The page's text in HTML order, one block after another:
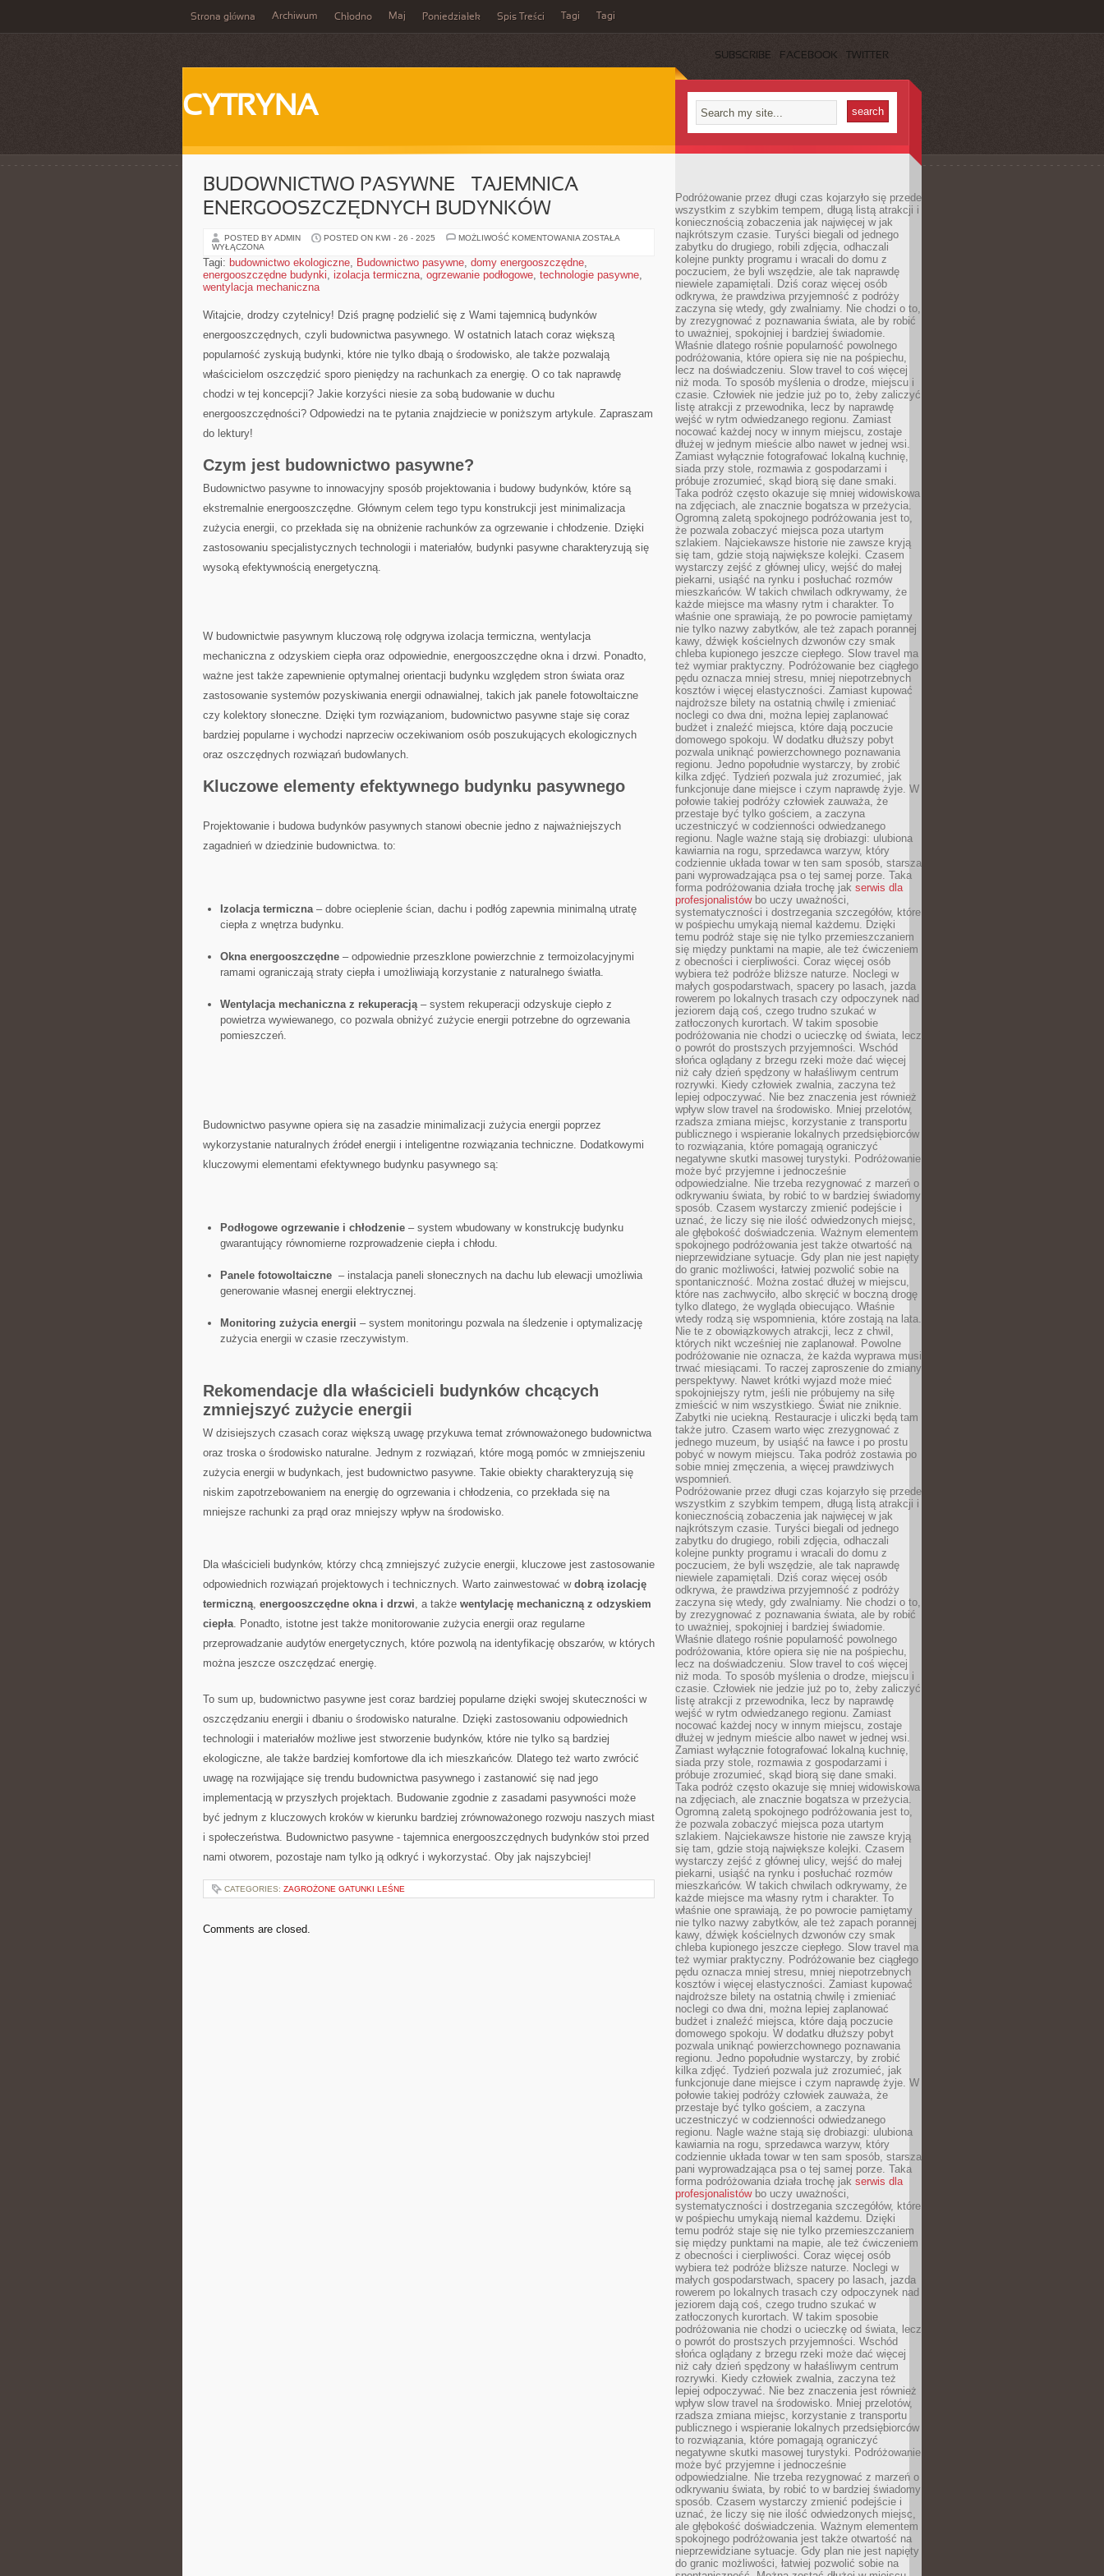
Strona główna Archiwum Chłodno Maj Poniedziałek Spis Treści Tagi Tagi
SUBSCRIBE FACEBOOK TWITTER
CYTRYNA
BUDOWNICTWO PASYWNE – TAJEMNICA
ENERGOOSZCZĘDNYCH BUDYNKÓW
POSTED BY ADMIN POSTED ON KWI - 26 - 2025 MOŻLIWOŚĆ KOMENTOWANIA BUDOWNICTWO
TAJEMNICA
ENERGOOSZCZĘDNYCH
BUDYNKÓW
ZOSTAŁA
WYŁĄCZONA
Tagi: budownictwo ekologiczne, Budownictwo pasywne, domy energooszczędne,
energooszczędne budynki, izolacja termiczna, ogrzewanie podłogowe, technologie pasywne,
wentylacja mechaniczna
Witajcie,‌ drodzy czytelnicy! Dziś pragnę podzielić się z Wami tajemnicą budynków
energooszczędnych,‍ czyli⁣ budownictwa pasywnego. W ostatnich latach‌ coraz większą
popularność ‍zyskują budynki, które nie‍ tylko dbają o środowisko, ale także pozwalają
właścicielom ⁤oszczędzić sporo pieniędzy na rachunkach za energię. ‌O ⁣co tak naprawdę
chodzi w tej koncepcji? Jakie korzyści niesie za sobą budowanie w duchu
energooszczędności? Odpowiedzi na te pytania znajdziecie w poniższym artykule. Zapraszam⁣
do lektury!
Czym ​jest budownictwo pasywne?
Budownictwo pasywne to innowacyjny sposób projektowania i‌ budowy budynków, które⁢ są
ekstremalnie energooszczędne. Głównym celem‌ tego typu konstrukcji jest minimalizacja
zużycia energii, co przekłada się ⁢na obniżenie rachunków ‌za ogrzewanie i chłodzenie. Dzięki
zastosowaniu ‌specjalistycznych​ technologii i materiałów, budynki pasywne charakteryzują się
wysoką efektywnością energetyczną.
W budownictwie pasywnym kluczową rolę odgrywa izolacja ⁤termiczna, wentylacja
mechaniczna z odzyskiem ciepła⁤ oraz odpowiednie, energooszczędne okna i drzwi. Ponadto,
ważne jest także zapewnienie optymalnej orientacji budynku względem stron świata oraz
zastosowanie systemów pozyskiwania ‌energii ‌odnawialnej, takich jak panele fotowoltaiczne
czy kolektory słoneczne. Dzięki tym rozwiązaniom,⁤ budownictwo pasywne staje się coraz
‌bardziej⁢ popularne i wychodzi ⁤naprzeciw oczekiwaniom osób poszukujących⁣ ekologicznych⁤
oraz ‌oszczędnych rozwiązań budowlanych.
Kluczowe⁢ elementy efektywnego budynku pasywnego
Projektowanie i budowa budynków pasywnych stanowi obecnie jedno z najważniejszych
zagadnień⁣ w dziedzinie budownictwa. to:
Izolacja termiczna– dobre ocieplenie ścian, dachu i ⁣podłóg zapewnia minimalną‌ utratę
ciepła z wnętrza budynku.
Okna energooszczędne– odpowiednie przeszklone powierzchnie z ‌termoizolacyjnymi
ramami ograniczają straty ciepła i umożliwiają korzystanie z naturalnego światła.
Wentylacja mechaniczna z rekuperacją– system rekuperacji odzyskuje ciepło z
powietrza wywiewanego, co pozwala obniżyć zużycie energii potrzebne do ogrzewania
pomieszczeń.
Budownictwo pasywne opiera się na zasadzie minimalizacji zużycia energii poprzez
wykorzystanie naturalnych źródeł energii i inteligentne rozwiązania techniczne. Dodatkowymi
kluczowymi elementami efektywnego budynku pasywnego są:
Podłogowe ogrzewanie i⁤ chłodzenie– system wbudowany w konstrukcję budynku
gwarantujący równomierne rozprowadzenie ciepła i chłodu.
Panele fotowoltaiczne⁣ – instalacja paneli słonecznych na dachu lub elewacji umożliwia
generowanie własnej energii elektrycznej.
Monitoring zużycia⁤ energii – system monitoringu pozwala na śledzenie i optymalizację
zużycia energii w⁢ czasie rzeczywistym.
Rekomendacje dla właścicieli budynków chcących
zmniejszyć zużycie energii
W dzisiejszych czasach coraz większą uwagę przykuwa temat zrównoważonego budownictwa
oraz troska o ⁣środowisko‍ naturalne. Jednym z rozwiązań, które mogą‍ pomóc ‍w zmniejszeniu
zużycia energii w budynkach, ⁢jest budownictwo pasywne.‍ Takie obiekty charakteryzują się
niskim ⁣zapotrzebowaniem⁣ na energię do ogrzewania i chłodzenia,‍ co przekłada się na
mniejsze rachunki za prąd oraz​ mniejszy wpływ⁤ na‌ środowisko.
Dla właścicieli budynków, którzy chcą⁤ zmniejszyć⁣ zużycie energii, kluczowe jest zastosowanie
odpowiednich rozwiązań projektowych i technicznych. ​Warto zainwestować w dobrą⁢ izolację
termiczną, energooszczędne okna i drzwi,⁢ a ⁢także wentylację mechaniczną z odzyskiem
⁢ciepła. Ponadto, istotne jest ‌także ⁤monitorowanie zużycia energii oraz regularne
przeprowadzanie audytów energetycznych,⁣ które pozwolą na identyfikację‍ obszarów, w których
można jeszcze oszczędzać energię.
To sum up,⁢ budownictwo⁤ pasywne jest coraz bardziej popularne dzięki swojej skuteczności‌ w
oszczędzaniu energii i dbaniu o środowisko naturalne. Dzięki zastosowaniu odpowiednich
technologii i materiałów możliwe jest stworzenie budynków, które nie tylko są bardziej
ekologiczne, ale także‍ bardziej ⁢komfortowe dla ich‌ mieszkańców. Dlatego też warto zwrócić
uwagę na ‌rozwijające ‍się trendu budownictwa⁣ pasywnego i zastanowić się nad jego
implementacją ⁢w przyszłych projektach. ⁢Budowanie zgodnie z zasadami pasywności ⁣może
być jednym ⁣z kluczowych kroków w​ kierunku bardziej zrównoważonego rozwoju naszych miast
i społeczeństwa. Budownictwo pasywne ‍- tajemnica ⁣energooszczędnych budynków stoi przed
nami otworem, pozostaje nam tylko ją odkryć​ i wykorzystać. Oby jak‍ najszybciej!
CATEGORIES: ZAGROŻONE GATUNKI LEŚNE
Comments are closed.
Podróżowanie przez długi czas kojarzyło się przede
wszystkim z szybkim tempem, długą listą atrakcji i
koniecznością zobaczenia jak najwięcej w jak
najkrótszym czasie. Turyści biegali od jednego
zabytku do drugiego, robili zdjęcia, odhaczali
kolejne punkty programu i wracali do domu z
poczuciem, że byli wszędzie, ale tak naprawdę
niewiele zapamiętali. Dziś coraz więcej osób
odkrywa, że prawdziwa przyjemność z podróży
zaczyna się wtedy, gdy zwalniamy. Nie chodzi o to,
by zrezygnować z poznawania świata, ale by robić
to uważniej, spokojniej i bardziej świadomie.
Właśnie dlatego rośnie popularność powolnego
podróżowania, które opiera się nie na pośpiechu,
lecz na doświadczeniu. Slow travel to coś więcej
niż moda. To sposób myślenia o drodze, miejscu i
czasie. Człowiek nie jedzie już po to, żeby zaliczyć
listę atrakcji z przewodnika, lecz by naprawdę
wejść w rytm odwiedzanego regionu. Zamiast
nocować każdej nocy w innym miejscu, zostaje
dłużej w jednym mieście albo nawet w jednej wsi.
Zamiast wyłącznie fotografować lokalną kuchnię,
siada przy stole, rozmawia z gospodarzami i
próbuje zrozumieć, skąd biorą się dane smaki.
Taka podróż często okazuje się mniej widowiskowa
na zdjęciach, ale znacznie bogatsza w przeżycia.
Ogromną zaletą spokojnego podróżowania jest to,
że pozwala zobaczyć miejsca poza utartym
szlakiem. Najciekawsze historie nie zawsze kryją
się tam, gdzie stoją największe kolejki. Czasem
wystarczy zejść z głównej ulicy, wejść do małej
piekarni, usiąść na rynku i posłuchać rozmów
mieszkańców. W takich chwilach odkrywamy, że
każde miejsce ma własny rytm i charakter. To
właśnie one sprawiają, że po powrocie pamiętamy
nie tylko nazwy zabytków, ale też zapach porannej
kawy, dźwięk kościelnych dzwonów czy smak
chleba kupionego jeszcze ciepłego. Slow travel ma
też wymiar praktyczny. Podróżowanie bez ciągłego
pędu oznacza mniej stresu, mniej niepotrzebnych
kosztów i więcej elastyczności. Zamiast kupować
najdroższe bilety na ostatnią chwilę i zmieniać
noclegi co dwa dni, można lepiej zaplanować
budżet i znaleźć miejsca, które dają poczucie
domowego spokoju. W dodatku dłuższy pobyt
pozwala uniknąć powierzchownego poznawania
regionu. Jedno popołudnie wystarczy, by zrobić
kilka zdjęć. Tydzień pozwala już zrozumieć, jak
funkcjonuje dane miejsce i czym naprawdę żyje. W
połowie takiej podróży człowiek zauważa, że
przestaje być tylko gościem, a zaczyna
uczestniczyć w codzienności odwiedzanego
regionu. Nagle ważne stają się drobiazgi: ulubiona
kawiarnia na rogu, sprzedawca warzyw, który
codziennie układa towar w ten sam sposób, starsza
pani wyprowadzająca psa o tej samej porze. Taka
forma podróżowania działa trochę jak serwis dla
profesjonalistówbo uczy uważności,
systematyczności i dostrzegania szczegółów, które
w pośpiechu umykają niemal każdemu. Dzięki
temu podróż staje się nie tylko przemieszczaniem
się między punktami na mapie, ale też ćwiczeniem
z obecności i cierpliwości. Coraz więcej osób
wybiera też podróże bliższe naturze. Noclegi w
małych gospodarstwach, spacery po lasach, jazda
rowerem po lokalnych trasach czy odpoczynek nad
jeziorem dają coś, czego trudno szukać w
zatłoczonych kurortach. W takim sposobie
podróżowania nie chodzi o ucieczkę od świata, lecz
o powrót do prostszych przyjemności. Wschód
słońca oglądany z brzegu rzeki może dać więcej
niż cały dzień spędzony w hałaśliwym centrum
rozrywki. Kiedy człowiek zwalnia, zaczyna też
lepiej odpoczywać. Nie bez znaczenia jest również
wpływ slow travel na środowisko. Mniej przelotów,
rzadsza zmiana miejsc, korzystanie z transportu
publicznego i wspieranie lokalnych przedsiębiorców
to rozwiązania, które pomagają ograniczyć
negatywne skutki masowej turystyki. Podróżowanie
może być przyjemne i jednocześnie
odpowiedzialne. Nie trzeba rezygnować z marzeń o
odkrywaniu świata, by robić to w bardziej świadomy
sposób. Czasem wystarczy zmienić podejście i
uznać, że liczy się nie ilość odwiedzonych miejsc,
ale głębokość doświadczenia. Ważnym elementem
spokojnego podróżowania jest także otwartość na
nieprzewidziane sytuacje. Gdy plan nie jest napięty
do granic możliwości, łatwiej pozwolić sobie na
spontaniczność. Można zostać dłużej w miejscu,
które nas zachwyciło, albo skręcić w boczną drogę
tylko dlatego, że wygląda obiecująco. Właśnie
wtedy rodzą się wspomnienia, które zostają na lata.
Nie te z obowiązkowych atrakcji, lecz z chwil,
których nikt wcześniej nie zaplanował. Powolne
podróżowanie nie oznacza, że każda wyprawa musi
trwać miesiącami. To raczej zaproszenie do zmiany
perspektywy. Nawet krótki wyjazd może mieć
spokojniejszy rytm, jeśli nie próbujemy na siłę
zmieścić w nim wszystkiego. Świat nie zniknie.
Zabytki nie uciekną. Restauracje i uliczki będą tam
także jutro. Czasem warto więc zrezygnować z
jednego muzeum, by usiąść na ławce i po prostu
pobyć w nowym miejscu. Taka podróż zostawia po
sobie mniej zmęczenia, a więcej prawdziwych
wspomnień.
Podróżowanie przez długi czas kojarzyło się przede
wszystkim z szybkim tempem, długą listą atrakcji i
koniecznością zobaczenia jak najwięcej w jak
najkrótszym czasie. Turyści biegali od jednego
zabytku do drugiego, robili zdjęcia, odhaczali
kolejne punkty programu i wracali do domu z
poczuciem, że byli wszędzie, ale tak naprawdę
niewiele zapamiętali. Dziś coraz więcej osób
odkrywa, że prawdziwa przyjemność z podróży
zaczyna się wtedy, gdy zwalniamy. Nie chodzi o to,
by zrezygnować z poznawania świata, ale by robić
to uważniej, spokojniej i bardziej świadomie.
Właśnie dlatego rośnie popularność powolnego
podróżowania, które opiera się nie na pośpiechu,
lecz na doświadczeniu. Slow travel to coś więcej
niż moda. To sposób myślenia o drodze, miejscu i
czasie. Człowiek nie jedzie już po to, żeby zaliczyć
listę atrakcji z przewodnika, lecz by naprawdę
wejść w rytm odwiedzanego regionu. Zamiast
nocować każdej nocy w innym miejscu, zostaje
dłużej w jednym mieście albo nawet w jednej wsi.
Zamiast wyłącznie fotografować lokalną kuchnię,
siada przy stole, rozmawia z gospodarzami i
próbuje zrozumieć, skąd biorą się dane smaki.
Taka podróż często okazuje się mniej widowiskowa
na zdjęciach, ale znacznie bogatsza w przeżycia.
Ogromną zaletą spokojnego podróżowania jest to,
że pozwala zobaczyć miejsca poza utartym
szlakiem. Najciekawsze historie nie zawsze kryją
się tam, gdzie stoją największe kolejki. Czasem
wystarczy zejść z głównej ulicy, wejść do małej
piekarni, usiąść na rynku i posłuchać rozmów
mieszkańców. W takich chwilach odkrywamy, że
każde miejsce ma własny rytm i charakter. To
właśnie one sprawiają, że po powrocie pamiętamy
nie tylko nazwy zabytków, ale też zapach porannej
kawy, dźwięk kościelnych dzwonów czy smak
chleba kupionego jeszcze ciepłego. Slow travel ma
też wymiar praktyczny. Podróżowanie bez ciągłego
pędu oznacza mniej stresu, mniej niepotrzebnych
kosztów i więcej elastyczności. Zamiast kupować
najdroższe bilety na ostatnią chwilę i zmieniać
noclegi co dwa dni, można lepiej zaplanować
budżet i znaleźć miejsca, które dają poczucie
domowego spokoju. W dodatku dłuższy pobyt
pozwala uniknąć powierzchownego poznawania
regionu. Jedno popołudnie wystarczy, by zrobić
kilka zdjęć. Tydzień pozwala już zrozumieć, jak
funkcjonuje dane miejsce i czym naprawdę żyje. W
połowie takiej podróży człowiek zauważa, że
przestaje być tylko gościem, a zaczyna
uczestniczyć w codzienności odwiedzanego
regionu. Nagle ważne stają się drobiazgi: ulubiona
kawiarnia na rogu, sprzedawca warzyw, który
codziennie układa towar w ten sam sposób, starsza
pani wyprowadzająca psa o tej samej porze. Taka
forma podróżowania działa trochę jak serwis dla
profesjonalistówbo uczy uważności,
systematyczności i dostrzegania szczegółów, które
w pośpiechu umykają niemal każdemu. Dzięki
temu podróż staje się nie tylko przemieszczaniem
się między punktami na mapie, ale też ćwiczeniem
z obecności i cierpliwości. Coraz więcej osób
wybiera też podróże bliższe naturze. Noclegi w
małych gospodarstwach, spacery po lasach, jazda
rowerem po lokalnych trasach czy odpoczynek nad
jeziorem dają coś, czego trudno szukać w
zatłoczonych kurortach. W takim sposobie
podróżowania nie chodzi o ucieczkę od świata, lecz
o powrót do prostszych przyjemności. Wschód
słońca oglądany z brzegu rzeki może dać więcej
niż cały dzień spędzony w hałaśliwym centrum
rozrywki. Kiedy człowiek zwalnia, zaczyna też
lepiej odpoczywać. Nie bez znaczenia jest również
wpływ slow travel na środowisko. Mniej przelotów,
rzadsza zmiana miejsc, korzystanie z transportu
publicznego i wspieranie lokalnych przedsiębiorców
to rozwiązania, które pomagają ograniczyć
negatywne skutki masowej turystyki. Podróżowanie
może być przyjemne i jednocześnie
odpowiedzialne. Nie trzeba rezygnować z marzeń o
odkrywaniu świata, by robić to w bardziej świadomy
sposób. Czasem wystarczy zmienić podejście i
uznać, że liczy się nie ilość odwiedzonych miejsc,
ale głębokość doświadczenia. Ważnym elementem
spokojnego podróżowania jest także otwartość na
nieprzewidziane sytuacje. Gdy plan nie jest napięty
do granic możliwości, łatwiej pozwolić sobie na